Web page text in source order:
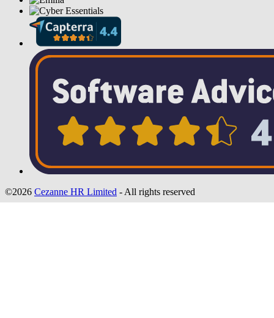
©2026 Cezanne HR Limited - All rights reserved